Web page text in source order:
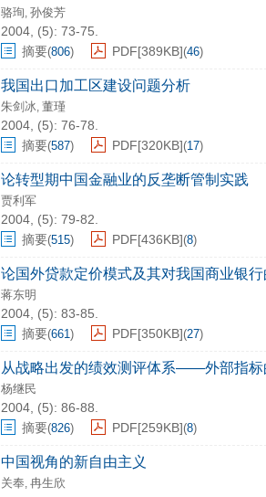
骆珣, 孙俊芳
2004, (5): 73-75.
摘要(806) PDF[389KB](46)
我国出口加工区建设问题分析
朱剑冰, 董瑾
2004, (5): 76-78.
摘要(587) PDF[320KB](17)
论转型期中国金融业的反垄断管制实践
贾利军
2004, (5): 79-82.
摘要(515) PDF[436KB](8)
论国外贷款定价模式及其对我国商业银
蒋东明
2004, (5): 83-85.
摘要(661) PDF[350KB](27)
从战略出发的绩效测评体系——外部指标
杨继民
2004, (5): 86-88.
摘要(826) PDF[259KB](8)
中国视角的新自由主义
关奉, 冉生欣